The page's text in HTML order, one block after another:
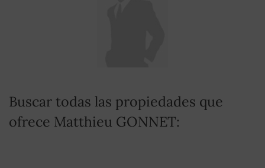
Buscar todas las propiedades que
ofrece Matthieu GONNET: